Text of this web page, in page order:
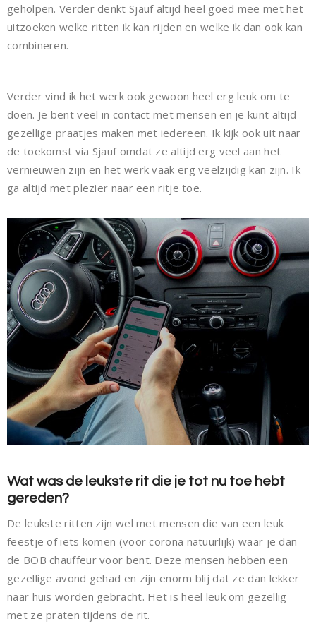
geholpen. Verder denkt Sjauf altijd heel goed mee met het
uitzoeken welke ritten ik kan rijden en welke ik dan ook kan
combineren.
Verder vind ik het werk ook gewoon heel erg leuk om te
doen. Je bent veel in contact met mensen en je kunt altijd
gezellige praatjes maken met iedereen. Ik kijk ook uit naar
de toekomst via Sjauf omdat ze altijd erg veel aan het
vernieuwen zijn en het werk vaak erg veelzijdig kan zijn. Ik
ga altijd met plezier naar een ritje toe.
Wat was de leukste rit die je tot nu toe hebt
gereden?
De leukste ritten zijn wel met mensen die van een leuk
feestje of iets komen (voor corona natuurlijk) waar je dan
de BOB chauffeur voor bent. Deze mensen hebben een
gezellige avond gehad en zijn enorm blij dat ze dan lekker
naar huis worden gebracht. Het is heel leuk om gezellig
met ze praten tijdens de rit.